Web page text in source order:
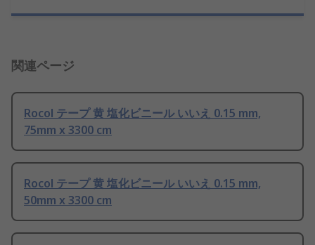
関連ページ
Rocol テープ 黄 塩化ビニール いいえ 0.15 mm,
75mm x 3300 cm
Rocol テープ 黄 塩化ビニール いいえ 0.15 mm,
50mm x 3300 cm